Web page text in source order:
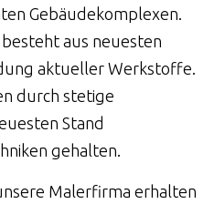
Gebäudekomplexen.
aus neuesten
aktueller Werkstoffe.
durch stetige
Stand
gehalten.
Malerfirma erhalten